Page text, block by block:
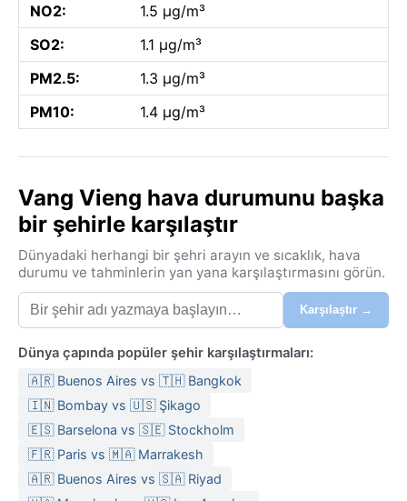
NO2:
1.5 µg/m³
SO2:
1.1 µg/m³
PM2.5:
1.3 µg/m³
PM10:
1.4 µg/m³
Vang Vieng hava durumunu başka
bir şehirle karşılaştır
Dünyadaki herhangi bir şehri arayın ve sıcaklık, hava
durumu ve tahminlerin yan yana karşılaştırmasını görün.
Karşılaştır →
Dünya çapında popüler şehir karşılaştırmaları:
🇦🇷 Buenos Aires vs 🇹🇭 Bangkok
🇮🇳 Bombay vs 🇺🇸 Şikago
🇪🇸 Barselona vs 🇸🇪 Stockholm
🇫🇷 Paris vs 🇲🇦 Marrakesh
🇦🇷 Buenos Aires vs 🇸🇦 Riyad